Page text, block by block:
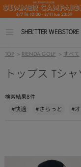
ー
開
く
TOP > RIENDA GOLF > すべて
トップス Tシ
検索結果8件
#快適 #さらっと #